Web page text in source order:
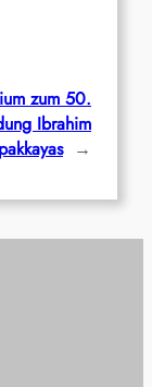
zum 50.
Ibrahim
→